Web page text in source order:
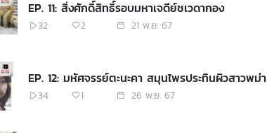
EP. 11: สิ่งศักดิ์สิทธิ์รอบมหาเจดีย์ชเวดากอง
32 2 21 พ.ย. 67
EP. 12: มหัศจรรย์ตะนะคา สมุนไพรประทินผิวสาวพม่า
34 1 26 พ.ย. 67